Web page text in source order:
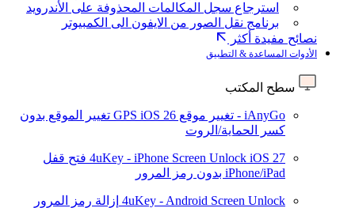
استرجاع سجل المكالمات المحذوفة على الأندرويد
برنامج نقل الصور من الايفون الى الكمبيوتر
نصائح مفيدة أكثر
الأدوات المساعدة & التطبيق
سطح المكتب
iAnyGo - تغيير موقع GPS iOS 26
تغيير الموقع بدون
كسر الحماية/الروت
4uKey - iPhone Screen Unlock iOS 27
فتح قفل
iPhone/iPad بدون رمز المرور
4uKey - Android Screen Unlock إزالة رمز المرور